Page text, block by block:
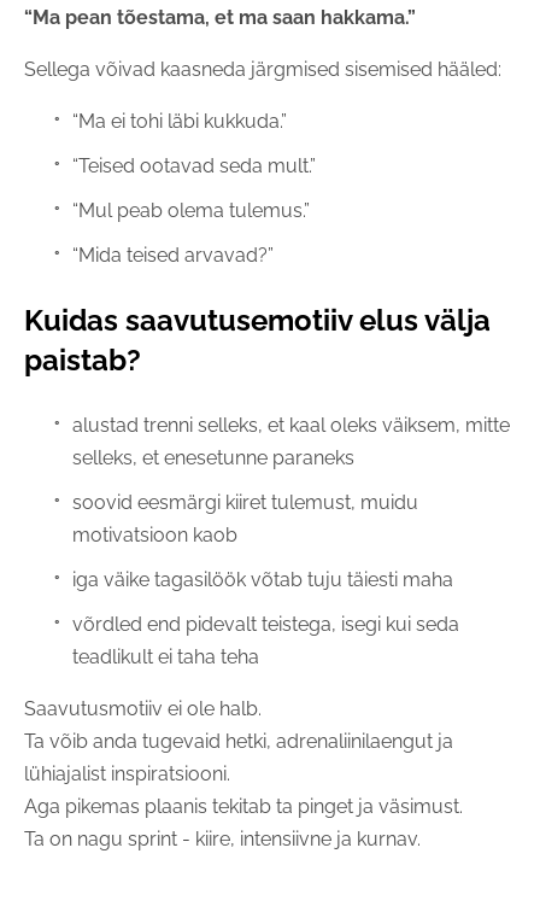
“Ma pean tõestama, et ma saan hakkama.”
Sellega võivad kaasneda järgmised sisemised hääled:
“Ma ei tohi läbi kukkuda.”
“Teised ootavad seda mult.”
“Mul peab olema tulemus.”
“Mida teised arvavad?”
Kuidas saavutusemotiiv elus välja
paistab?
alustad trenni selleks, et kaal oleks väiksem, mitte
selleks, et enesetunne paraneks
soovid eesmärgi kiiret tulemust, muidu
motivatsioon kaob
iga väike tagasilöök võtab tuju täiesti maha
võrdled end pidevalt teistega, isegi kui seda
teadlikult ei taha teha
Saavutusmotiiv ei ole halb.
Ta võib anda tugevaid hetki, adrenaliinilaengut ja
lühiajalist inspiratsiooni.
Aga pikemas plaanis tekitab ta pinget ja väsimust.
Ta on nagu sprint - kiire, intensiivne ja kurnav.